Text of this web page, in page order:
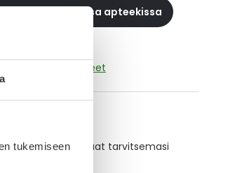
tukemiseen
apteekkiin, maksa apteekissa
GLENMARK-tuotteet
huolen, että tilaat tarvitsemasi
ne lopu kesken.